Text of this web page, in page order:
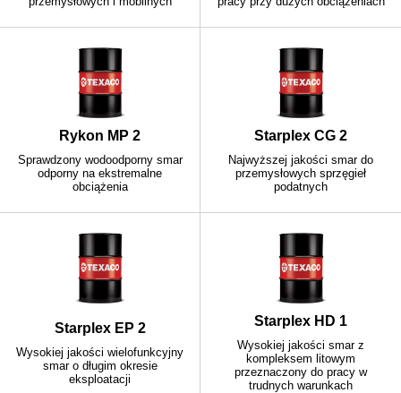
Rykon MP 2
Sprawdzony wodoodporny smar
odporny na ekstremalne
obciążenia
Starplex CG 2
Najwyższej jakości smar do
przemysłowych sprzęgieł
podatnych
Starplex EP 2
Wysokiej jakości wielofunkcyjny
smar o długim okresie
eksploatacji
Starplex HD 1
Wysokiej jakości smar z
kompleksem litowym
przeznaczony do pracy w
trudnych warunkach